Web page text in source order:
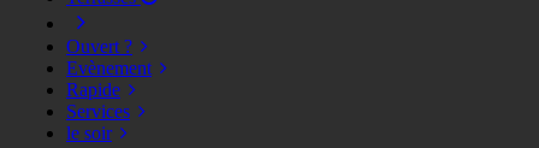
Ouvert ?
Evènement
Rapide
Services
le soir